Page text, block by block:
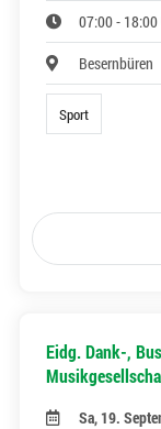
07:00 - 18:00
Besernbüren
Sport
Eidg. Dank-,
Sa, 19.